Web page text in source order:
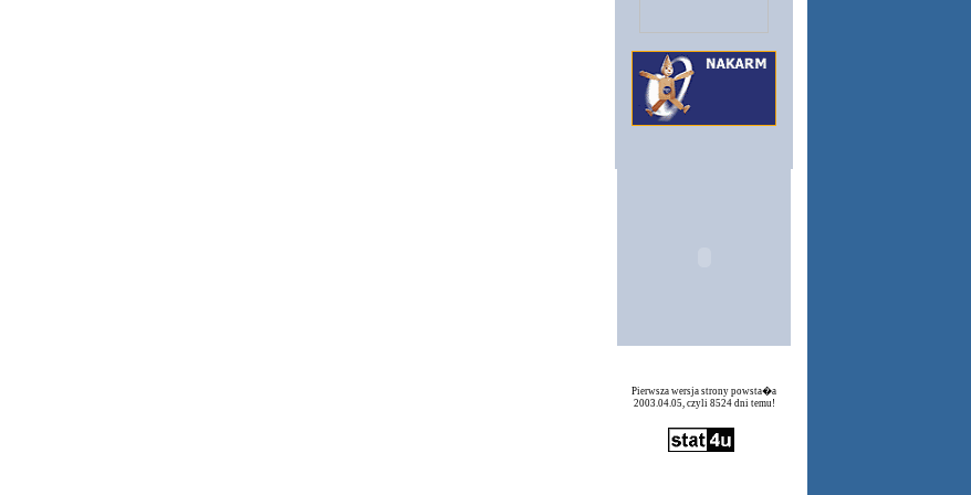
Pierwsza wersja strony powsta�a
2003.04.05, czyli 8524 dni temu!